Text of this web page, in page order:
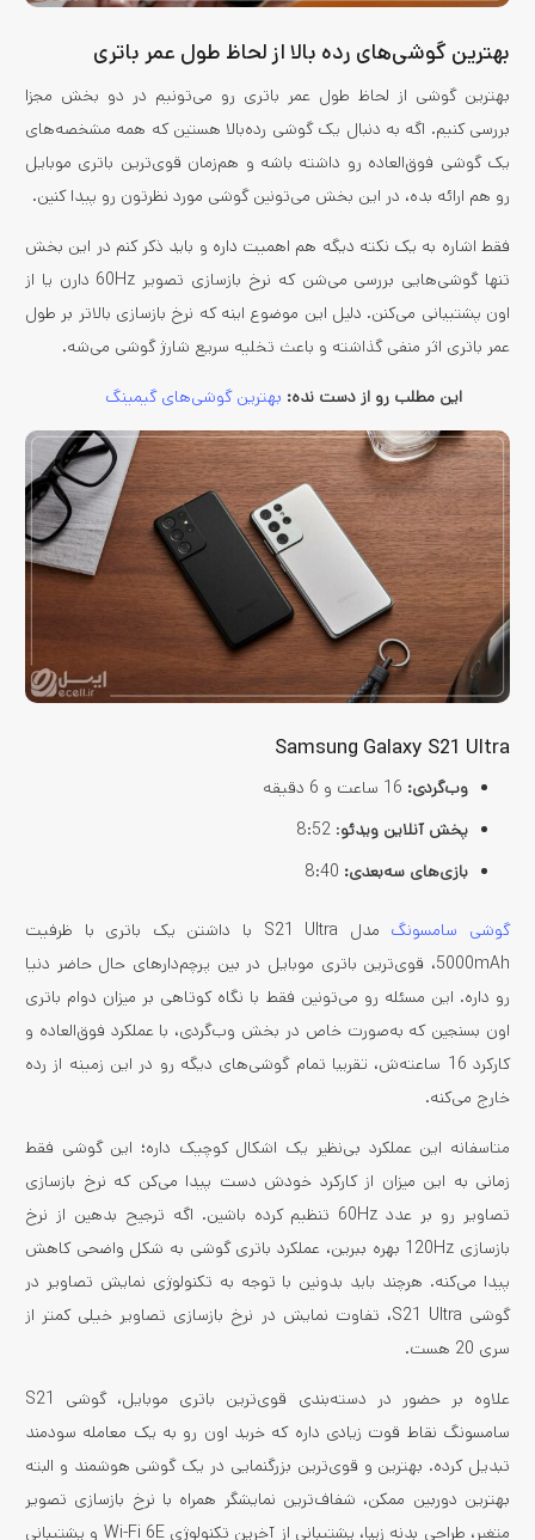
بهترین گوشی‌های رده بالا از لحاظ طول عمر باتری
بهترین گوشی از لحاظ طول عمر باتری رو می‌تونیم در دو بخش مجزا
بررسی کنیم. اگه به دنبال یک گوشی رده‌بالا هستین که همه مشخصه‌های
یک گوشی فوق‌العاده رو داشته باشه و هم‌زمان قوی‌ترین باتری موبایل
رو هم ارائه بده، در این بخش می‌تونین گوشی مورد نظرتون رو پیدا کنین.
فقط اشاره به یک نکته دیگه هم اهمیت داره و باید ذکر کنم در این بخش
تنها گوشی‌هایی بررسی می‌شن که نرخ بازسازی تصویر 60Hz دارن یا از
اون پشتیبانی می‌کنن. دلیل این موضوع اینه که نرخ بازسازی بالاتر بر طول
عمر باتری اثر منفی گذاشته و باعث تخلیه سریع شارژ گوشی می‌شه.
این مطلب رو از دست نده: بهترین گوشی‌های گیمینگ
Samsung Galaxy S21 Ultra
وب‌گردی:
پخش آنلاین ویدئو: 8:52
بازی‌های سه‌بعدی:
گوشی سامسونگ
مدل S21 Ultra با داشتن یک باتری با ظرفیت
5000mAh، قوی‌ترین باتری موبایل در بین پرچم‌دارهای حال حاضر دنیا
رو داره. این مسئله رو می‌تونین فقط با نگاه کوتاهی بر میزان دوام باتری
اون بسنجین که به‌صورت خاص در بخش وب‌گردی، با عملکرد فوق‌العاده و
کارکرد 16 ساعته‌ش، تقریبا تمام گوشی‌های دیگه رو در این زمینه از رده
خارج می‌کنه.
متاسفانه این عملکرد بی‌نظیر یک اشکال کوچیک داره؛ این گوشی فقط
زمانی به این میزان از کارکرد خودش دست پیدا می‌کن که نرخ بازسازی
تصاویر رو بر عدد 60Hz تنظیم کرده باشین. اگه ترجیح بدهین از نرخ
بازسازی 120Hz بهره ببرین، عملکرد باتری گوشی به شکل واضحی کاهش
پیدا می‌کنه. هرچند باید بدونین با توجه به تکنولوژی نمایش تصاویر در
گوشی S21 Ultra، تفاوت نمایش در نرخ بازسازی تصاویر خیلی کمتر از
سری 20 هست.
علاوه بر حضور در دسته‌بندی قوی‌ترین باتری موبایل، گوشی S21
سامسونگ نقاط قوت زیادی داره که خرید اون رو به یک معامله سودمند
تبدیل کرده. بهترین و قوی‌ترین بزرگنمایی در یک گوشی هوشمند و البته
بهترین دوربین ممکن، شفاف‌ترین نمایشگر همراه با نرخ بازسازی تصویر
متغیر، طراحی بدنه زیبا، پشتیبانی از آخرین تکنولوژی Wi-Fi 6E و پشتیبانی